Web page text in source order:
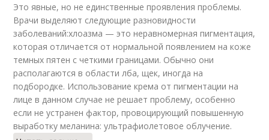
Это явные, но не единственные проявления проблемы.
Врачи выделяют следующие разновидности
заболеваний:хлоазма — это неравномерная пигментация,
которая отличается от нормальной появлением на коже
темных пятен с четкими границами. Обычно они
располагаются в области лба, щек, иногда на
подбородке. Использование крема от пигментации на
лице в данном случае не решает проблему, особенно
если не устранен фактор, провоцирующий повышенную
выработку меланина: ультрафиолетовое облучение.